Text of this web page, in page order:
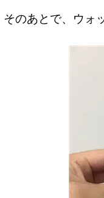
そのあとで、ウォ